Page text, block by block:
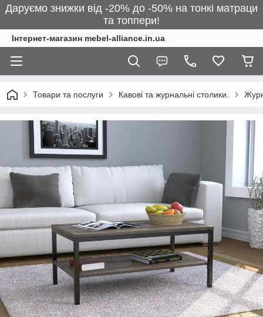
Даруємо знижки від -20% до -50% на тонкі матраци
та топпери!
Інтернет-магазин mebel-alliance.in.ua
Товари та послуги Кавові та журнальні столики.